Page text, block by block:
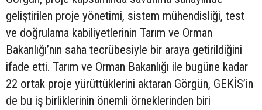
geliştirilen proje yönetimi, sistem mühendisliği, test
ve doğrulama kabiliyetlerinin Tarım ve Orman
Bakanlığı’nın saha tecrübesiyle bir araya getirildiğini
ifade etti. Tarım ve Orman Bakanlığı ile bugüne kadar
22 ortak proje yürüttüklerini aktaran Görgün, GEKİS’in
de bu iş birliklerinin önemli örneklerinden biri